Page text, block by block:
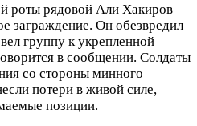
роты рядовой Али Хакиров
заграждение. Он обезвредил
группу к укрепленной
в сообщении. Солдаты
со стороны минного
потери в живой силе,
позиции.